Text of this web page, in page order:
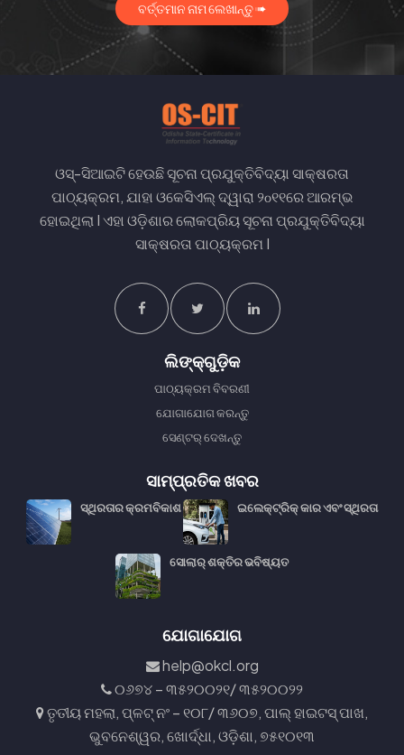
ବର୍ତ୍ତମାନ ନାମ ଲେଖାନ୍ତୁ ➠
ଓସ୍-ସିଆଇଟି ହେଉଛି ସୂଚନା ପ୍ରଯୁକ୍ତିବିଦ୍ୟା ସାକ୍ଷରତା
ପାଠ୍ୟକ୍ରମ, ଯାହା ଓକେସିଏଲ୍ ଦ୍ୱାରା ୨௦୧୧ରେ ଆରମ୍ଭ
ହୋଇଥିଲା I ଏହା ଓଡ଼ିଶାର ଲୋକପ୍ରିୟ ସୂଚନା ପ୍ରଯୁକ୍ତିବିଦ୍ୟା
ସାକ୍ଷରତା ପାଠ୍ୟକ୍ରମ I
ଲିଙ୍କ୍᠎᠎ଗୁଡ଼ିକ
ପାଠ୍ୟକ୍ରମ ବିବରଣୀ
ଯୋଗାଯୋଗ କରନ୍ତୁ
ସେଣ୍ଟର୍ ଦେଖନ୍ତୁ
ସାମ୍ପ୍ରତିକ ଖବର
ସ୍ଥିରତାର କ୍ରମବିକାଶ ଇଲେକ୍ଟ୍ରିକ୍ କାର ଏବଂ ସ୍ଥିରତା
ସୋଲାର୍ ଶକ୍ତିର ଭବିଷ୍ୟତ
ଯୋଗାଯୋଗ
help@okcl.org
୦୬୭୪ – ୩୫୨୦୦୨୧/ ୩୫୨୦୦୨୨
ତୃତୀୟ ମହଲା, ପ୍ଳଟ୍ ନଂ – ୧୦୮/ ୩୬୦୭, ପାଲ୍ ହାଇଟସ୍ ପାଖ,
ଭୁବନେଶ୍ୱର, ଖୋର୍ଦ୍ଧା, ଓଡ଼ିଶା, ୭୫୧୦୧୩